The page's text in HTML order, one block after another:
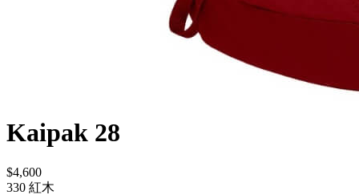
Kaipak 28
$4,600
330 紅木